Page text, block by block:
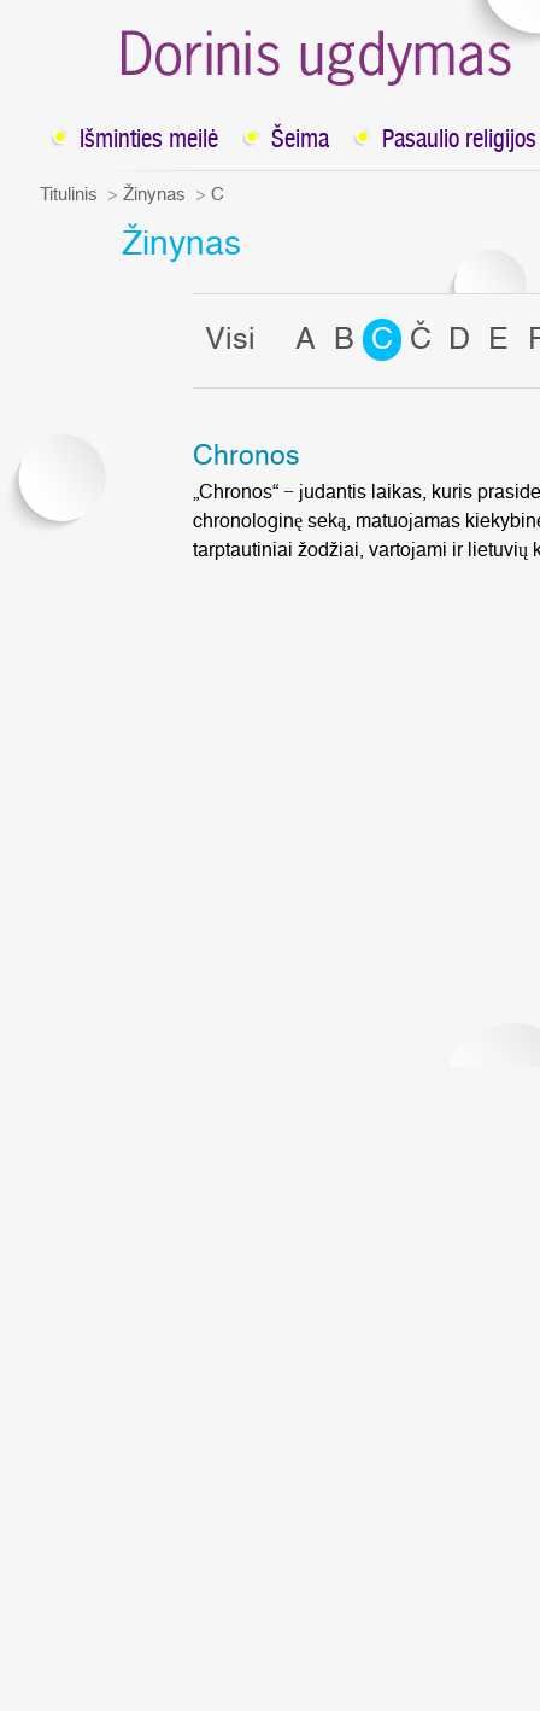
Išminties meilė Šeima Pasaulio religijos
Titulinis Žinynas C
Žinynas
Visi A B C Č D E
Chronos
„Chronos“ − judantis laikas, kuris
chronologinę seką, matuojamas
tarptautiniai žodžiai, vartojami ir lietuvių